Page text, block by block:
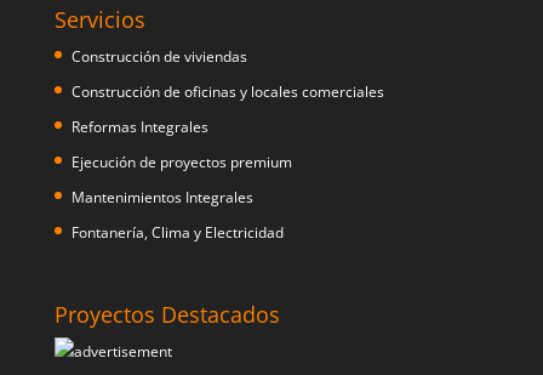
Servicios
Construcción de viviendas
Construcción de oficinas y locales comerciales
Reformas Integrales
Ejecución de proyectos premium
Mantenimientos Integrales
Fontanería, Clima y Electricidad
Proyectos Destacados